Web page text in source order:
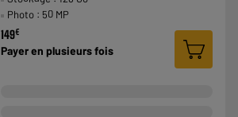
Photo : 50 MP
149€
Payer en plusieurs fois